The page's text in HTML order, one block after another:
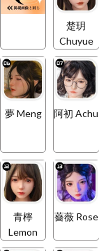
楚玥
Chuyue
夢 Meng 阿初 Achu
青檸
Lemon
薔薇 Rose